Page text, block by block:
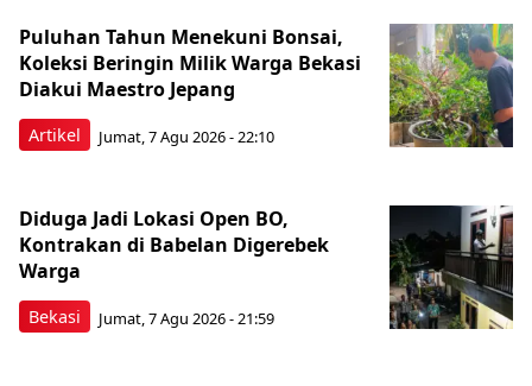
Artikel
Puluhan Tahun Menekuni Bonsai,
Koleksi Beringin Milik Warga Bekasi
Diakui Maestro Jepang
Jumat, 7 Agu 2026 - 22:10
Bekasi
Diduga Jadi Lokasi Open BO,
Kontrakan di Babelan Digerebek
Warga
Jumat, 7 Agu 2026 - 21:59